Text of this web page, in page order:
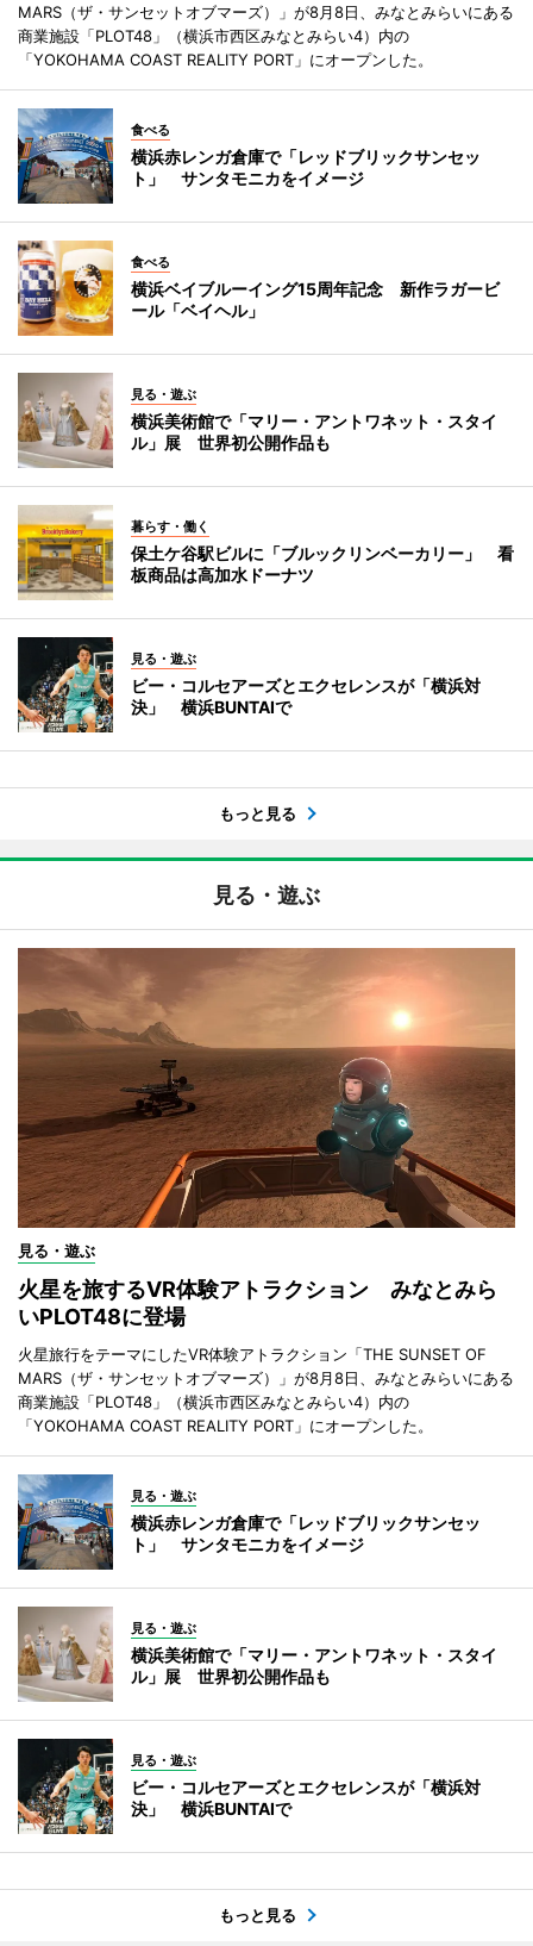
MARS（ザ・サンセットオブマーズ）」が8月8日、みなとみらいにある
商業施設「PLOT48」（横浜市西区みなとみらい4）内の
「YOKOHAMA COAST REALITY PORT」にオープンした。
食べる
横浜赤レンガ倉庫で「レッドブリックサンセッ
ト」 サンタモニカをイメージ
食べる
横浜ベイブルーイング15周年記念 新作ラガービ
ール「ベイヘル」
見る・遊ぶ
横浜美術館で「マリー・アントワネット・スタイ
ル」展 世界初公開作品も
暮らす・働く
保土ケ谷駅ビルに「ブルックリンベーカリー」 看
板商品は高加水ドーナツ
見る・遊ぶ
ビー・コルセアーズとエクセレンスが「横浜対
決」 横浜BUNTAIで
もっと見る
見る・遊ぶ
見る・遊ぶ
火星を旅するVR体験アトラクション みなとみら
いPLOT48に登場
火星旅行をテーマにしたVR体験アトラクション「THE SUNSET OF
MARS（ザ・サンセットオブマーズ）」が8月8日、みなとみらいにある
商業施設「PLOT48」（横浜市西区みなとみらい4）内の
「YOKOHAMA COAST REALITY PORT」にオープンした。
見る・遊ぶ
横浜赤レンガ倉庫で「レッドブリックサンセッ
ト」 サンタモニカをイメージ
見る・遊ぶ
横浜美術館で「マリー・アントワネット・スタイ
ル」展 世界初公開作品も
見る・遊ぶ
ビー・コルセアーズとエクセレンスが「横浜対
決」 横浜BUNTAIで
もっと見る